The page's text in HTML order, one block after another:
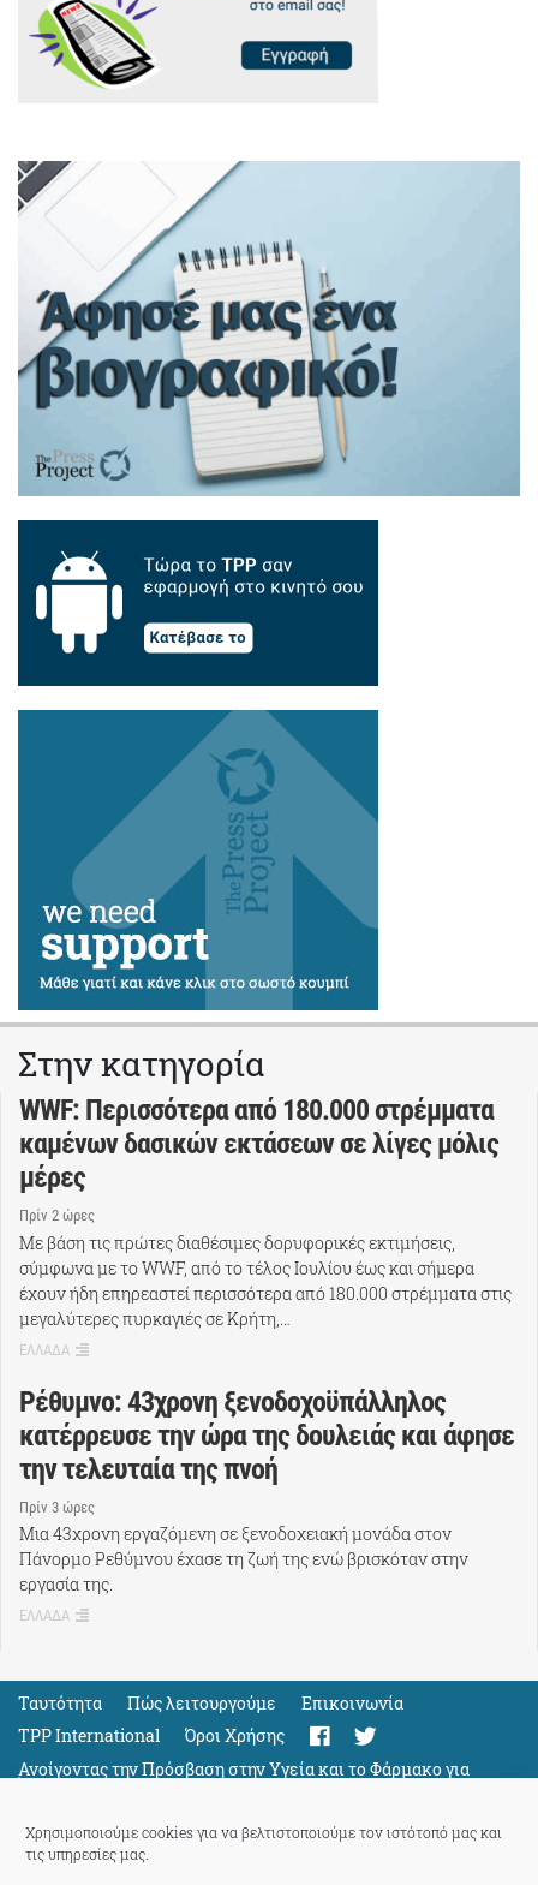
Χρησιμοποιούμε cookies για να βελτιστοποιούμε τον ιστότοπό μας και
τις υπηρεσίες μας.
Στην κατηγορία
WWF: Περισσότερα από 180.000 στρέμματα
καμένων δασικών εκτάσεων σε λίγες μόλις
μέρες
Πρίν 2 ώρες
Με βάση τις πρώτες διαθέσιμες δορυφορικές εκτιμήσεις,
σύμφωνα με το WWF, από το τέλος Ιουλίου έως και σήμερα
έχουν ήδη επηρεαστεί περισσότερα από 180.000 στρέμματα στις
μεγαλύτερες πυρκαγιές σε Κρήτη,…
ΕΛΛΑΔΑ
Ρέθυμνο: 43χρονη ξενοδοχοϋπάλληλος
κατέρρευσε την ώρα της δουλειάς και άφησε
την τελευταία της πνοή
Πρίν 3 ώρες
Μια 43χρονη εργαζόμενη σε ξενοδοχειακή μονάδα στον
Πάνορμο Ρεθύμνου έχασε τη ζωή της ενώ βρισκόταν στην
εργασία της.
ΕΛΛΑΔΑ
Ταυτότητα Πώς λειτουργούμε
Eπικοινωνία
TPP International
Όροι Χρήσης
Ανοίγοντας την Πρόσβαση στην Υγεία και το Φάρμακο για
Όλους
Support